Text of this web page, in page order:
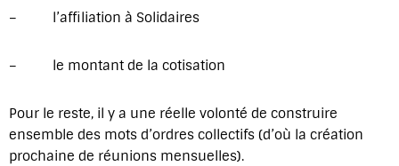
– l’affiliation à Solidaires
– le montant de la cotisation
Pour le reste, il y a une réelle volonté de construire
ensemble des mots d’ordres collectifs (d’où la création
prochaine de réunions mensuelles).